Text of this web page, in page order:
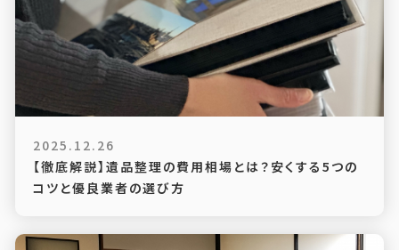
2025.12.26
【徹底解説】遺品整理の費用相場とは？安くする5つの
コツと優良業者の選び方